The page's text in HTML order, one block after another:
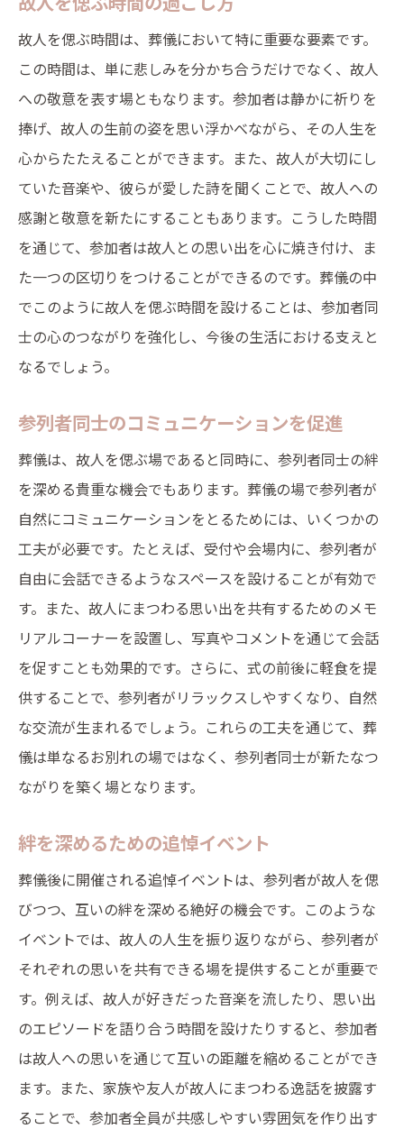
故人を偲ぶ時間は、葬儀において特に重要な要素です。
この時間は、単に悲しみを分かち合うだけでなく、故人
への敬意を表す場ともなります。参加者は静かに祈りを
捧げ、故人の生前の姿を思い浮かべながら、その人生を
心からたたえることができます。また、故人が大切にし
ていた音楽や、彼らが愛した詩を聞くことで、故人への
感謝と敬意を新たにすることもあります。こうした時間
を通じて、参加者は故人との思い出を心に焼き付け、ま
た一つの区切りをつけることができるのです。葬儀の中
でこのように故人を偲ぶ時間を設けることは、参加者同
士の心のつながりを強化し、今後の生活における支えと
なるでしょう。
参列者同士のコミュニケーションを促進
葬儀は、故人を偲ぶ場であると同時に、参列者同士の絆
を深める貴重な機会でもあります。葬儀の場で参列者が
自然にコミュニケーションをとるためには、いくつかの
工夫が必要です。たとえば、受付や会場内に、参列者が
自由に会話できるようなスペースを設けることが有効で
す。また、故人にまつわる思い出を共有するためのメモ
リアルコーナーを設置し、写真やコメントを通じて会話
を促すことも効果的です。さらに、式の前後に軽食を提
供することで、参列者がリラックスしやすくなり、自然
な交流が生まれるでしょう。これらの工夫を通じて、葬
儀は単なるお別れの場ではなく、参列者同士が新たなつ
ながりを築く場となります。
絆を深めるための追悼イベント
葬儀後に開催される追悼イベントは、参列者が故人を偲
びつつ、互いの絆を深める絶好の機会です。このような
イベントでは、故人の人生を振り返りながら、参列者が
それぞれの思いを共有できる場を提供することが重要で
す。例えば、故人が好きだった音楽を流したり、思い出
のエピソードを語り合う時間を設けたりすると、参加者
は故人への思いを通じて互いの距離を縮めることができ
ます。また、家族や友人が故人にまつわる逸話を披露す
ることで、参加者全員が共感しやすい雰囲気を作り出す